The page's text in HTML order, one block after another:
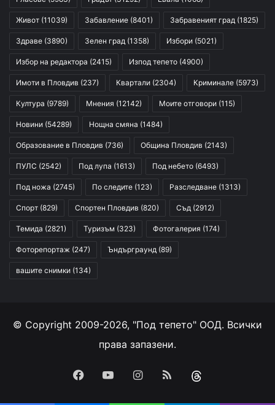
Живот (11039) Забавление (8401) Забравеният град (1825)
Здраве (3890) Зелен град (1358) Избори (5021)
Избор на редактора (2415) Изпод тепето (4900)
Имоти в Пловдив (237) Квартали (2304) Криминале (5973)
Култура (9789) Мнения (12142) Моите отговори (115)
Новини (54289) Нощна смяна (1484)
Образование в Пловдив (736) Община Пловдив (2143)
ПУЛС (2542) Под лупа (1613) Под небето (6493)
Под ножа (2745) По следите (123) Разследване (1313)
Спорт (829) Спортен Пловдив (820) Съд (2912)
Темида (2821) Туризъм (323) Фотогалерия (174)
Фоторепортаж (247) Ъндърграунд (89)
вашите снимки (134)
© Copyright 2009-2026, "Под тепето" ООД. Всички
права запазени.
FacebookYouTubeInstagram
RSS